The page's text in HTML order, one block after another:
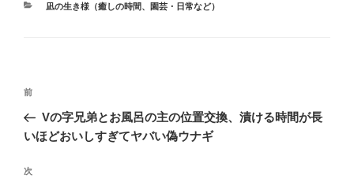
カ
凪の生き様（癒しの時間、園芸・日常など）
投
ナ
ゲ
前
の
投
前
Vの字兄弟とお風呂の主の位置交換、漬ける時間が長
いほどおいしすぎてヤバい偽ウナギ
次
次